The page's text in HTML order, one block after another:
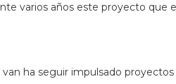
varios años este proyecto que
ha seguir impulsado